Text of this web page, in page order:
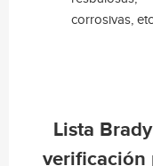
corrosivas, etc.
Lista
verificación